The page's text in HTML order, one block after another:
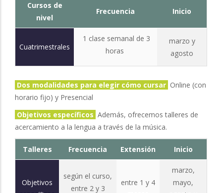
Cursos de
nivel
Frecuencia Inicio
Cuatrimestrales
1 clase semanal de 3
horas
marzo y
agosto
Dos modalidades para elegir cómo cursar Online (con
horario fijo) y Presencial
Objetivos específicos Además, ofrecemos talleres de
acercamiento a la lengua a través de la música.
Talleres Frecuencia Extensión Inicio
Objetivos
según el curso,
entre 2 y 3
entre 1 y 4
marzo,
mayo,